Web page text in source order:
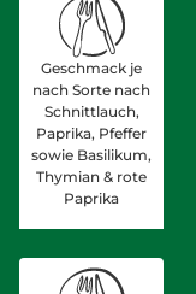
Geschmack je
nach Sorte nach
Schnittlauch,
Paprika, Pfeffer
sowie Basilikum,
Thymian & rote
Paprika